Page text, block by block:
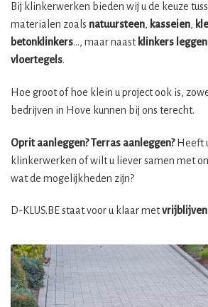
Bij klinkerwerken bieden wij u de keuze
materialen zoals natuursteen, kasseien,
betonklinkers…, maar naastklinkers leggen
vloertegels.
Hoe groot of hoe klein u project ook is,
bedrijven in Hove kunnen bij ons terecht.
Oprit aanleggen? Terras aanleggen?Heeft
klinkerwerken of wilt u liever samen met
wat de mogelijkheden zijn?
D-KLUS.BE staat voor u klaar met